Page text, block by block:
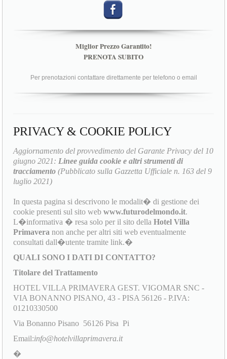
Miglior Prezzo Garantito!
PRENOTA SUBITO
Per prenotazioni contattare direttamente per telefono o email
PRIVACY & COOKIE POLICY
Aggiornamento del provvedimento del Garante Privacy del 10
giugno 2021: Linee guida cookie e altri strumenti di
tracciamento (Pubblicato sulla Gazzetta Ufficiale n. 163 del 9
luglio 2021)
In questa pagina si descrivono le modalit� di gestione dei
cookie presenti sul sito webwww.futurodelmondo.it.
L�informativa � resa solo per il sito dellaHotel Villa
Primavera non anche per altri siti web eventualmente
consultati dall�utente tramite link.�
QUALI SONO I DATI DI CONTATTO?
Titolare del Trattamento
HOTEL VILLA PRIMAVERA GEST. VIGOMAR SNC -
VIA BONANNO PISANO, 43 - PISA 56126 - P.IVA:
01210330500
Via Bonanno Pisano 56126 Pisa Pi
Email:info@hotelvillaprimavera.it
�